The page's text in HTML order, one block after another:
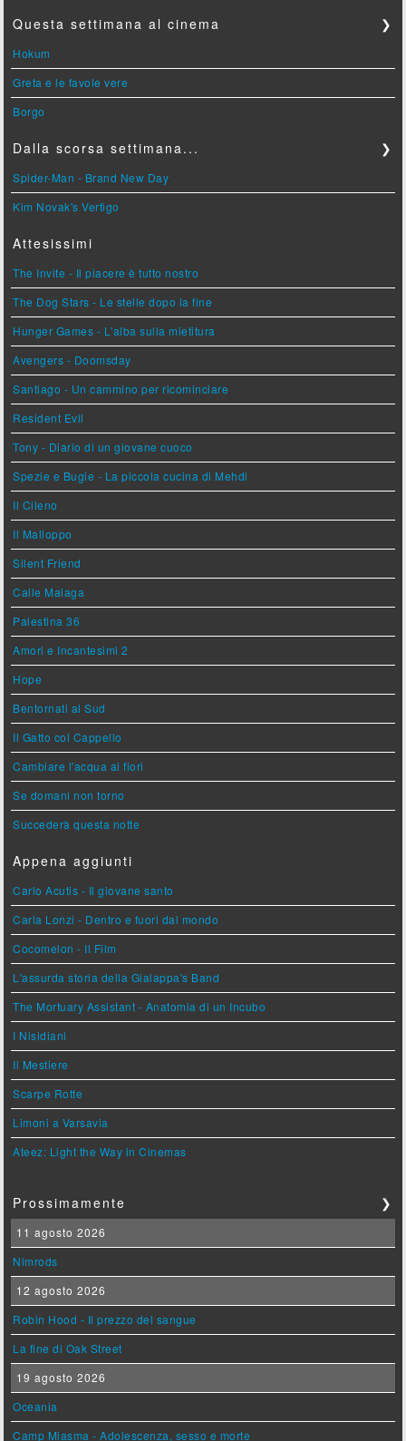
Questa settimana al cinema ❯
Hokum
Greta e le favole vere
Borgo
Dalla scorsa settimana... ❯
Spider-Man - Brand New Day
Kim Novak's Vertigo
Attesissimi
The Invite - Il piacere è tutto nostro
The Dog Stars - Le stelle dopo la fine
Hunger Games - L'alba sulla mietitura
Avengers - Doomsday
Santiago - Un cammino per ricominciare
Resident Evil
Tony - Diario di un giovane cuoco
Spezie e Bugie - La piccola cucina di Mehdi
Il Cileno
Il Malloppo
Silent Friend
Calle Malaga
Palestina 36
Amori e Incantesimi 2
Hope
Bentornati al Sud
Il Gatto col Cappello
Cambiare l'acqua ai fiori
Se domani non torno
Succederà questa notte
Appena aggiunti
Carlo Acutis - Il giovane santo
Carla Lonzi - Dentro e fuori dal mondo
Cocomelon - Il Film
L'assurda storia della Gialappa's Band
The Mortuary Assistant - Anatomia di un Incubo
I Nisidiani
Il Mestiere
Scarpe Rotte
Limoni a Varsavia
Ateez: Light the Way in Cinemas
Prossimamente ❯
11 agosto 2026
Nimrods
12 agosto 2026
Robin Hood - Il prezzo del sangue
La fine di Oak Street
19 agosto 2026
Oceania
Camp Miasma - Adolescenza, sesso e morte